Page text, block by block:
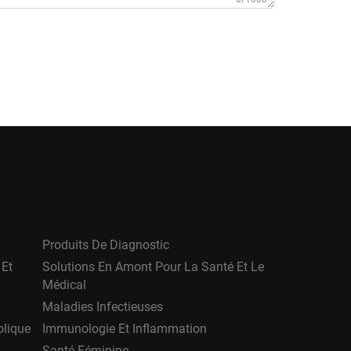
Produits De Diagnostic
Solutions En Amont Pour La Santé Et Le
Médical
Maladies Infectieuses
Immunologie Et Inflammation